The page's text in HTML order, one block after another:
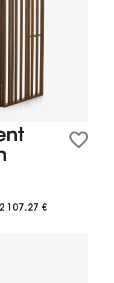
2 107,27 €